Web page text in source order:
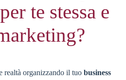
te stessa e
realtà organizzando il tuo business